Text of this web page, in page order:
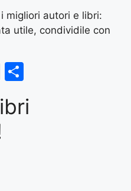
migliori autori e libri:
utile, condividile con
E
ai
l
ar